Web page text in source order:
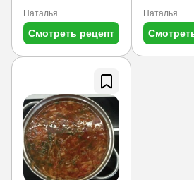
Наталья
Смотреть рецепт
Наталья